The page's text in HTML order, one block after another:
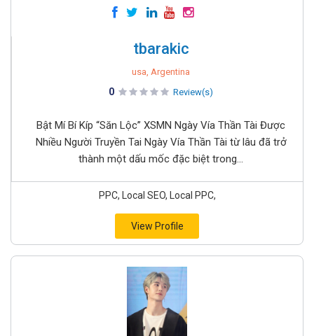
tbarakic
usa, Argentina
0 Review(s)
Bật Mí Bí Kíp “Săn Lộc” XSMN Ngày Vía Thần Tài Được
Nhiều Người Truyền Tai Ngày Vía Thần Tài từ lâu đã trở
thành một dấu mốc đặc biệt trong...
PPC, Local SEO, Local PPC,
View Profile